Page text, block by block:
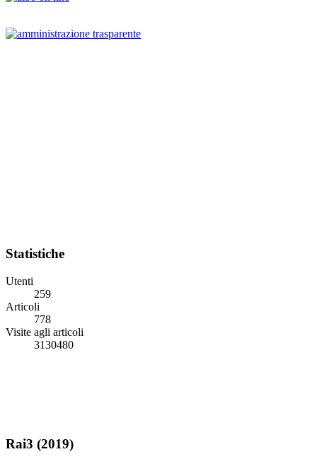
Statistiche
Utenti
259
Articoli
778
Visite agli articoli
3130480
Rai3 (2019)